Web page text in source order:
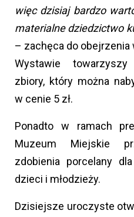
więc dzisiaj bardzo
materialne dziedzictwo
– zachęca do obejrzenia
Wystawie
zbiory, który można
w cenie 5 zł.
Ponadto w ramach
Muzeum Miejskie
zdobienia porcelany
dzieci i młodzieży.
Dzisiejsze uroczyste